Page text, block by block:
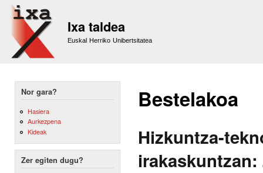
Ixa taldea
Euskal Herriko Unibertsitatea
Nor gara?
Hasiera
Aurkezpena
Kideak
Zer egiten dugu?
Bestelakoa
Hizkuntza-